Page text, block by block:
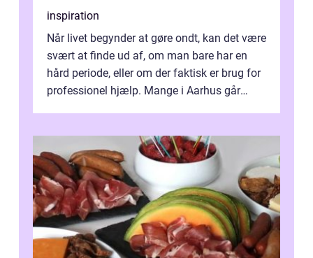
inspiration
Når livet begynder at gøre ondt, kan det være
svært at finde ud af, om man bare har en
hård periode, eller om der faktisk er brug for
professionel hjælp. Mange i Aarhus går